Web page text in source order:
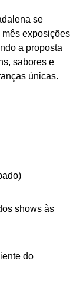
se
mês exposições
a proposta
sabores e
únicas.
shows às
do